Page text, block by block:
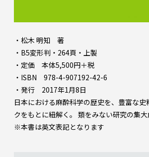
・松木 明知 著
・B5変形判・264頁・上製
・定価 本体5,500円＋税
・ISBN 978-4-907192-42-6
・発行 2017年1月8日
日本における麻酔科学の歴史を、豊富な
クをもとに紐解く。 類をみない研究の集大
※本書は英文表記となります